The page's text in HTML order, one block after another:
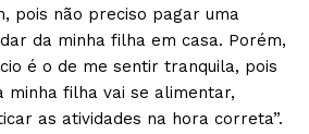
pois não preciso pagar uma
da minha filha em casa. Porém,
é o de me sentir tranquila, pois
minha filha vai se alimentar,
as atividades na hora correta”.